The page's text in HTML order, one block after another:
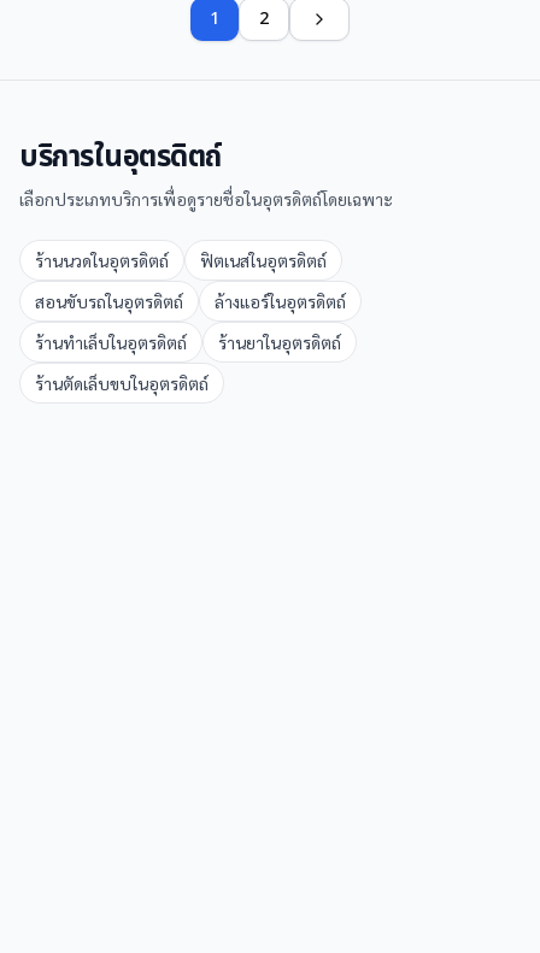
1 2
บริการในอุตรดิตถ์
เลือกประเภทบริการเพื่อดูรายชื่อในอุตรดิตถ์โดยเฉพาะ
ร้านนวดในอุตรดิตถ์ ฟิตเนสในอุตรดิตถ์
สอนขับรถในอุตรดิตถ์ ล้างแอร์ในอุตรดิตถ์
ร้านทำเล็บในอุตรดิตถ์ ร้านยาในอุตรดิตถ์
ร้านตัดเล็บขบในอุตรดิตถ์